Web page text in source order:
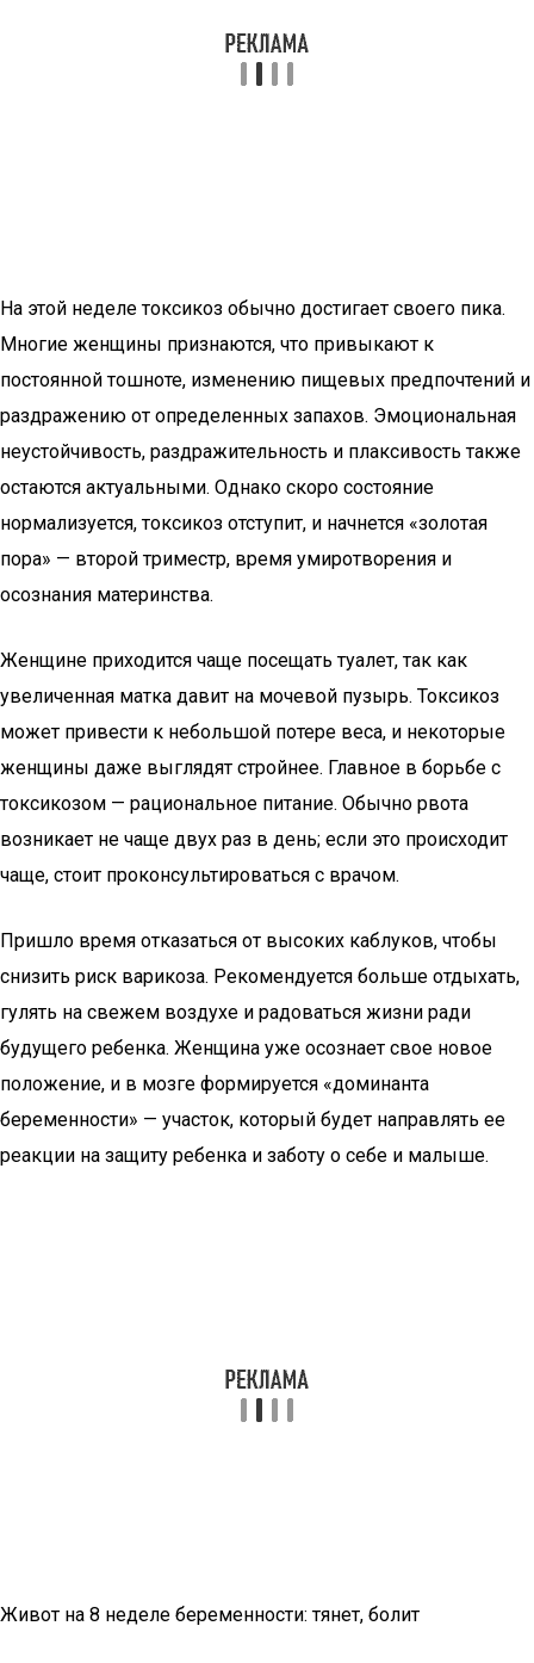
На этой неделе токсикоз обычно достигает своего пика.
Многие женщины признаются, что привыкают к
постоянной тошноте, изменению пищевых предпочтений и
раздражению от определенных запахов. Эмоциональная
неустойчивость, раздражительность и плаксивость также
остаются актуальными. Однако скоро состояние
нормализуется, токсикоз отступит, и начнется «золотая
пора» — второй триместр, время умиротворения и
осознания материнства.
Женщине приходится чаще посещать туалет, так как
увеличенная матка давит на мочевой пузырь. Токсикоз
может привести к небольшой потере веса, и некоторые
женщины даже выглядят стройнее. Главное в борьбе с
токсикозом — рациональное питание. Обычно рвота
возникает не чаще двух раз в день; если это происходит
чаще, стоит проконсультироваться с врачом.
Пришло время отказаться от высоких каблуков, чтобы
снизить риск варикоза. Рекомендуется больше отдыхать,
гулять на свежем воздухе и радоваться жизни ради
будущего ребенка. Женщина уже осознает свое новое
положение, и в мозге формируется «доминанта
беременности» — участок, который будет направлять ее
реакции на защиту ребенка и заботу о себе и малыше.
Живот на 8 неделе беременности: тянет, болит